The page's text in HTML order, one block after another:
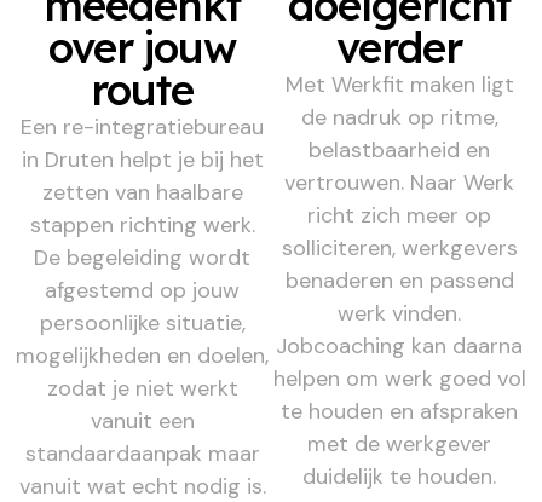
over jouw
route
Een re-integratiebureau
in Druten helpt je bij het
zetten van haalbare
stappen richting werk.
De begeleiding wordt
afgestemd op jouw
persoonlijke situatie,
mogelijkheden en doelen,
zodat je niet werkt
vanuit een
standaardaanpak maar
vanuit wat echt nodig is.
verder
Met Werkfit maken ligt
de nadruk op ritme,
belastbaarheid en
vertrouwen. Naar Werk
richt zich meer op
solliciteren, werkgevers
benaderen en passend
werk vinden.
Jobcoaching kan daarna
helpen om werk goed vol
te houden en afspraken
met de werkgever
duidelijk te houden.